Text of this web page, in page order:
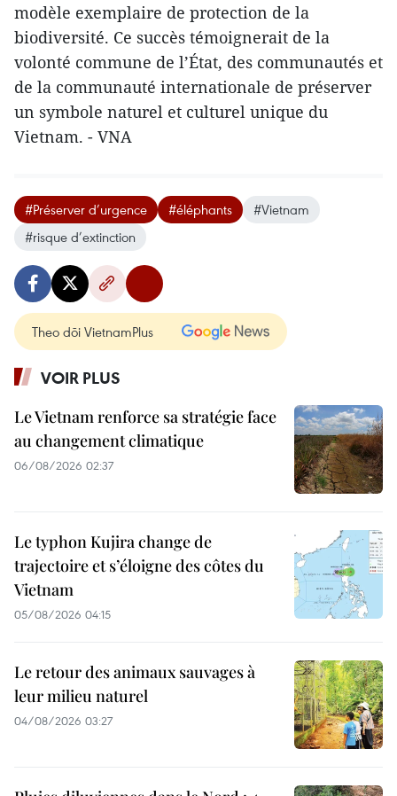
modèle exemplaire de protection de la
biodiversité. Ce succès témoignerait de la
volonté commune de l’État, des communautés et
de la communauté internationale de préserver
un symbole naturel et culturel unique du
Vietnam. - VNA
#Préserver d’urgence #éléphants
#Vietnam
#risque d’extinction
Theo dõi VietnamPlus
VOIR PLUS
Le Vietnam renforce sa stratégie face
au changement climatique
06/08/2026 02:37
Le typhon Kujira change de
trajectoire et s’éloigne des côtes du
Vietnam
05/08/2026 04:15
Le retour des animaux sauvages à
leur milieu naturel
04/08/2026 03:27